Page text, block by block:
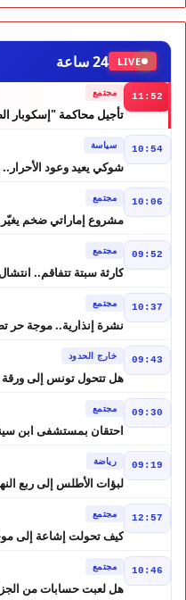
LIVE 24 ساعة
11:52 مجتمع
تأجيل محاكمة "إسكوبار
10:54 سياسة
شوكي يعيد وعود الأحرار..
10:06 مجتمع
مشروع إماراتي ضخم
09:52 مجتمع
كارثة سبتة تتفاقم..
10:37 مجتمع
09:43 خارج الحدود
هل تتحول تونس إلى ورقة
09:30 مجتمع
احتقان بمستشفى ابن
09:19 رياضة
لبؤات الأطلس إلى ربع
12:57 مجتمع
كيف تحولت إشاعة إلى
10:46 مجتمع
هل لعبت حسابات من